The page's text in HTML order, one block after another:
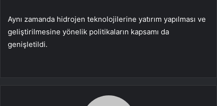
Aynı zamanda hidrojen teknolojilerine yatırım yapılması ve
geliştirilmesine yönelik politikaların kapsamı da
genişletildi.